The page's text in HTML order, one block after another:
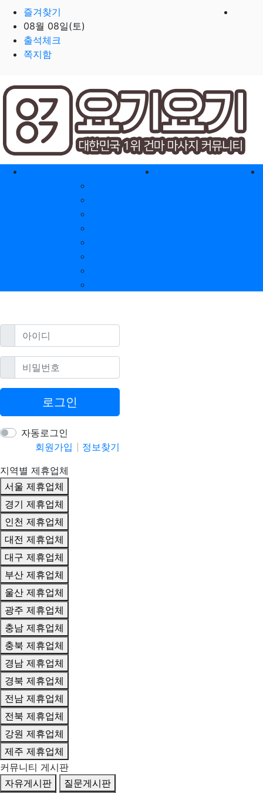
즐겨찾기
08월 08일(토)
출석체크
쪽지함
홈으로
아이디필수
비밀번호필수
로그인
자동로그인
회원가입
정보찾기
지역별 제휴업체
서울 제휴업체
경기 제휴업체
인천 제휴업체
대전 제휴업체
대구 제휴업체
부산 제휴업체
울산 제휴업체
광주 제휴업체
충남 제휴업체
충북 제휴업체
경남 제휴업체
경북 제휴업체
전남 제휴업체
전북 제휴업체
강원 제휴업체
제주 제휴업체
커뮤니티 게시판
자유게시판
질문게시판